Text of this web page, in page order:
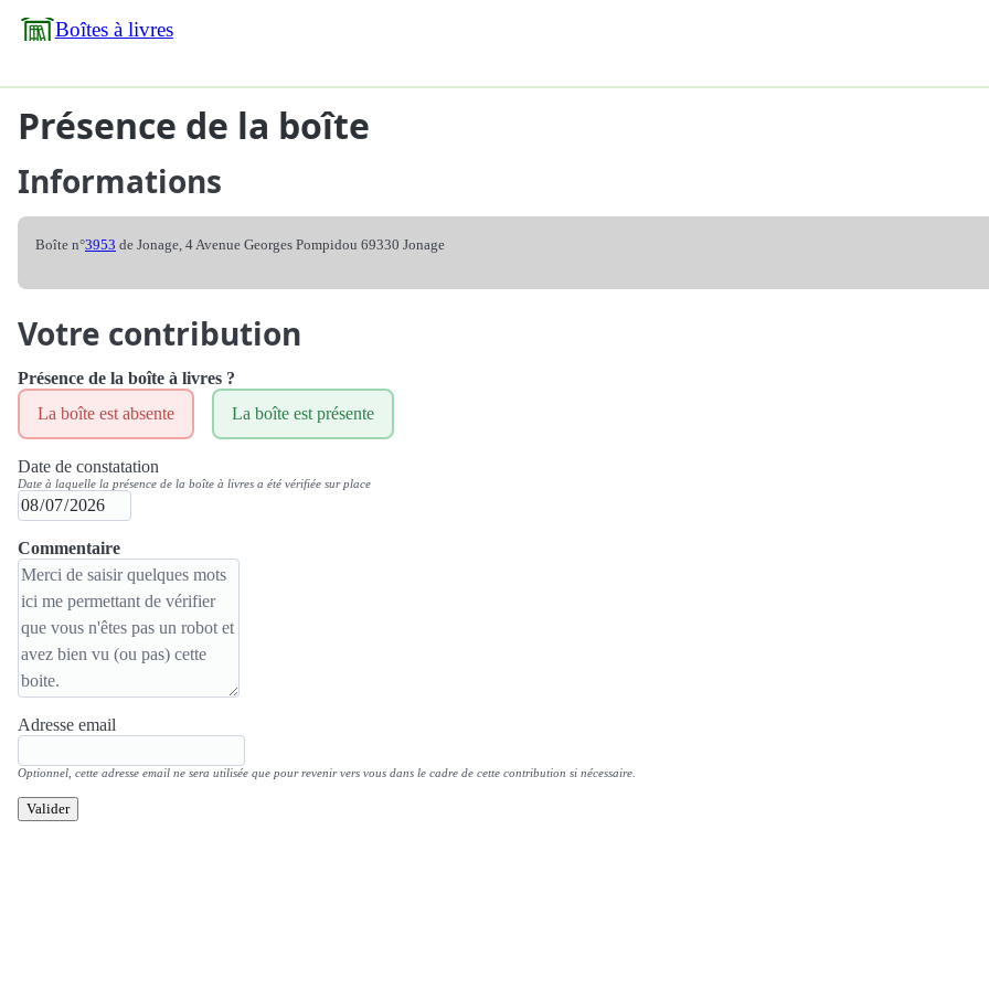
Boîtes à livres
Présence de la boîte
Informations
Boîte n°3953 de Jonage, 4 Avenue Georges Pompidou 69330 Jonage
Votre contribution
Présence de la boîte à livres ?
La boîte est absente
La boîte est présente
Date de constatation
Date à laquelle la présence de la boîte à livres a été vérifiée sur place
Commentaire
Adresse email
Optionnel, cette adresse email ne sera utilisée que pour revenir vers vous dans le cadre de cette contribution si nécessaire.
Valider